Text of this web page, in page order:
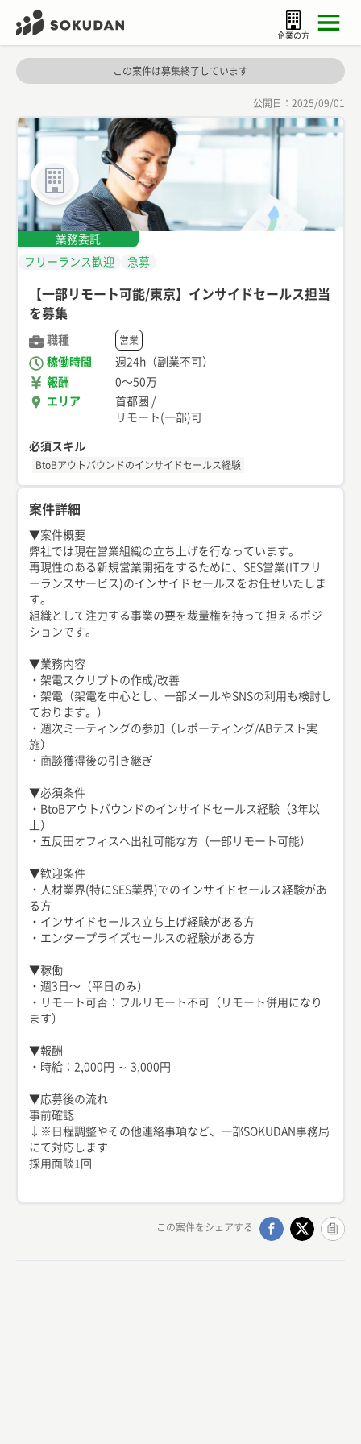
企業の方
この案件は募集終了しています
公開日： 2025/09/01
業務委託
フリーランス歓迎
急募
【一部リモート可能/東京】インサイドセールス担当
を募集
職種 営業
稼働時間
週24h（副業不可）
報酬
0〜50万
エリア
首都圏 /
リモート(一部)可
必須スキル
BtoBアウトバウンドのインサイドセールス経験
案件詳細
▼案件概要
弊社では現在営業組織の立ち上げを行なっています。
再現性のある新規営業開拓をするために、SES営業(ITフリ
ーランスサービス)のインサイドセールスをお任せいたしま
す。
組織として注力する事業の要を裁量権を持って担えるポジ
ションです。
▼業務内容
・架電スクリプトの作成/改善
・架電（架電を中心とし、一部メールやSNSの利用も検討し
ております。）
・週次ミーティングの参加（レポーティング/ABテスト実
施）
・商談獲得後の引き継ぎ
▼必須条件
・BtoBアウトバウンドのインサイドセールス経験（3年以
上）
・五反田オフィスへ出社可能な方（一部リモート可能）
▼歓迎条件
・人材業界(特にSES業界)でのインサイドセールス経験があ
る方
・インサイドセールス立ち上げ経験がある方
・エンタープライズセールスの経験がある方
▼稼働
・週3日〜（平日のみ）
・リモート可否：フルリモート不可（リモート併用になり
ます）
▼報酬
・時給：2,000円 ～ 3,000円
▼応募後の流れ
事前確認
↓※日程調整やその他連絡事項など、一部SOKUDAN事務局
にて対応します
採用面談1回
この案件をシェアする